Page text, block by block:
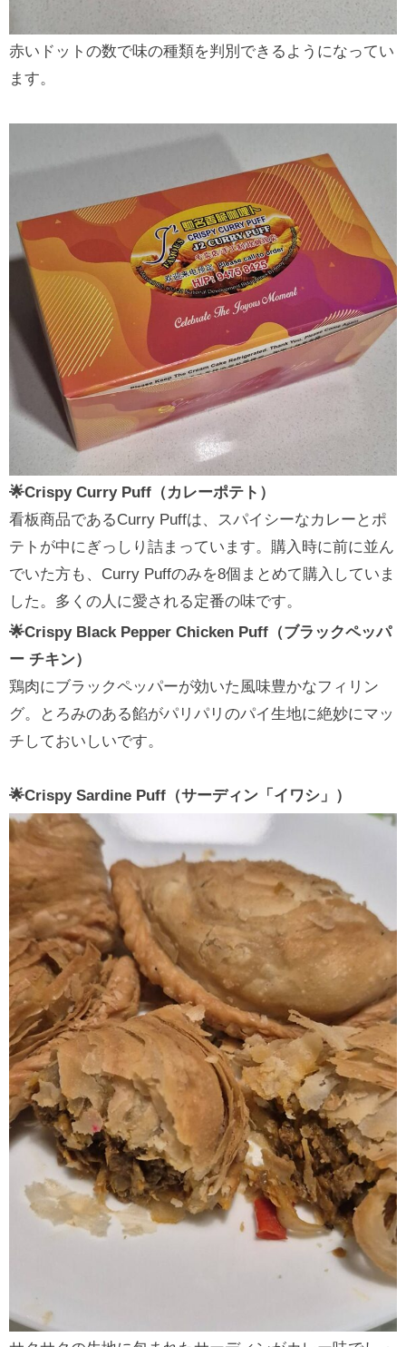
赤いドットの数で味の種類を判別できるようになってい
ます。
🌟Crispy Curry Puff（カレーポテト）
看板商品であるCurry Puffは、スパイシーなカレーとポ
テトが中にぎっしり詰まっています。購入時に前に並ん
でいた方も、Curry Puffのみを8個まとめて購入していま
した。多くの人に愛される定番の味です。
🌟Crispy Black Pepper Chicken Puff（ブラックペッパ
ー チキン）
鶏肉にブラックペッパーが効いた風味豊かなフィリン
グ。とろみのある餡がパリパリのパイ生地に絶妙にマッ
チしておいしいです。
🌟Crispy Sardine Puff（サーディン「イワシ」）